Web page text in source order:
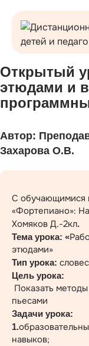
Открытый
этюдами и
Автор:
Захарова О.В.
С обучающимися
«Фортепиано»:
Хомяков Д.-2кл.
Тема урока: «
этюдами»
Тип урока:
Цель урока:
Показать
пьесами
Задачи урока:
1.
навыков;